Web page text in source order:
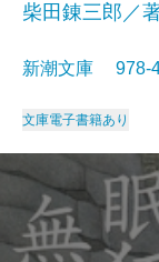
柴田錬三郎／
新潮文庫 978-
文庫電子書籍あり